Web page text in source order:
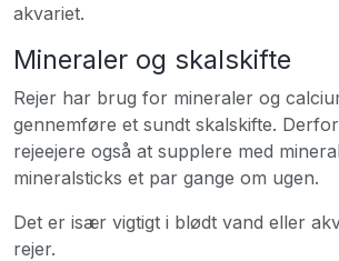
akvariet.
Mineraler og skalskifte
Rejer har brug for mineraler og
gennemføre et sundt skalskifte.
rejeejere også at supplere med
mineralsticks et par gange om ugen.
Det er især vigtigt i blødt vand eller
rejer.